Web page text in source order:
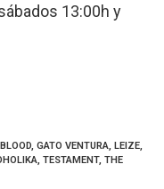
13:00h y
GATO VENTURA LEIZE
TESTAMENT, THE